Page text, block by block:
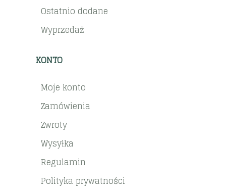
Ostatnio dodane
Wyprzedaż
KONTO
Moje konto
Zamówienia
Zwroty
Wysyłka
Regulamin
Polityka prywatności